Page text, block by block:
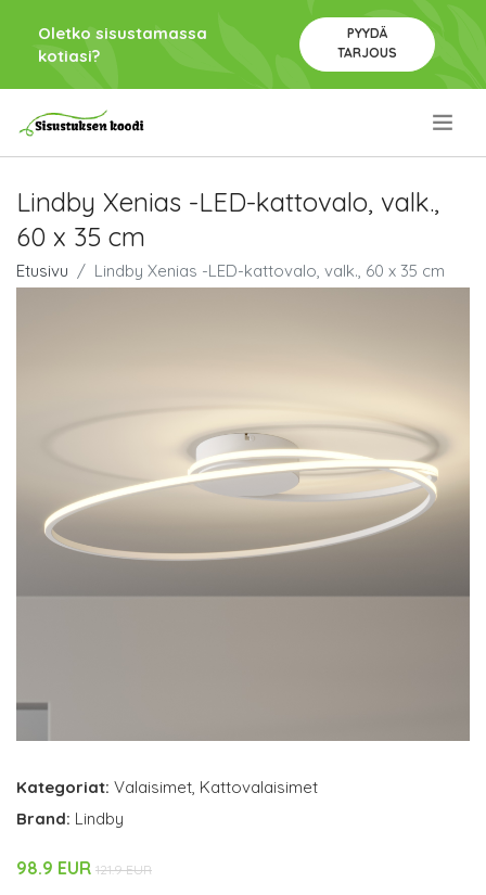
Oletko sisustamassa
kotiasi?
PYYDÄ
TARJOUS
Lindby Xenias -LED-kattovalo, valk.,
60 x 35 cm
Etusivu Lindby Xenias -LED-kattovalo, valk., 60 x 35 cm
Kategoriat: Valaisimet, Kattovalaisimet
Brand: Lindby
98.9 EUR 121.9 EUR